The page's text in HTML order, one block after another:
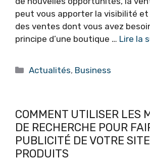
peut vous apporter la visibilité et
des ventes dont vous avez
principe d’une boutique … Lire la
Catégories
Actualités, Business
COMMENT UTILISER LES
DE RECHERCHE POUR
PUBLICITÉ DE VOTRE
PRODUITS